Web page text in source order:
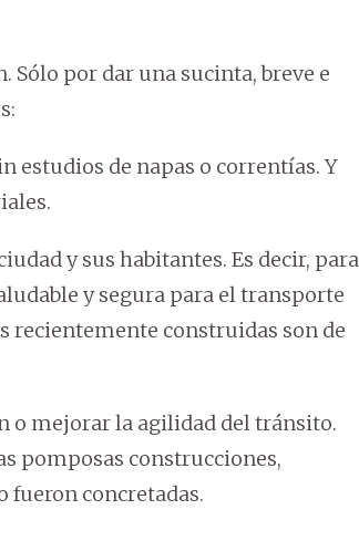
Sólo por dar una sucinta, breve e
estudios de napas o correntías. Y
y sus habitantes. Es decir, para
y segura para el transporte
recientemente construidas son de
o mejorar la agilidad del tránsito.
pomposas construcciones,
fueron concretadas.